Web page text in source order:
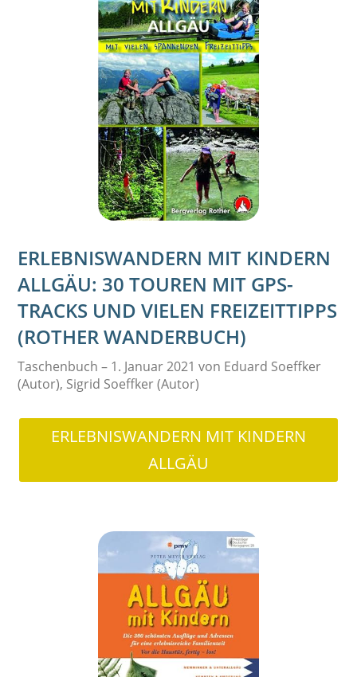
ERLEBNISWANDERN MIT KINDERN
ALLGÄU: 30 TOUREN MIT GPS-
TRACKS UND VIELEN FREIZEITTIPPS
(ROTHER WANDERBUCH)
Taschenbuch – 1. Januar 2021 von Eduard Soeffker
(Autor), Sigrid Soeffker (Autor)
ERLEBNISWANDERN MIT KINDERN
ALLGÄU